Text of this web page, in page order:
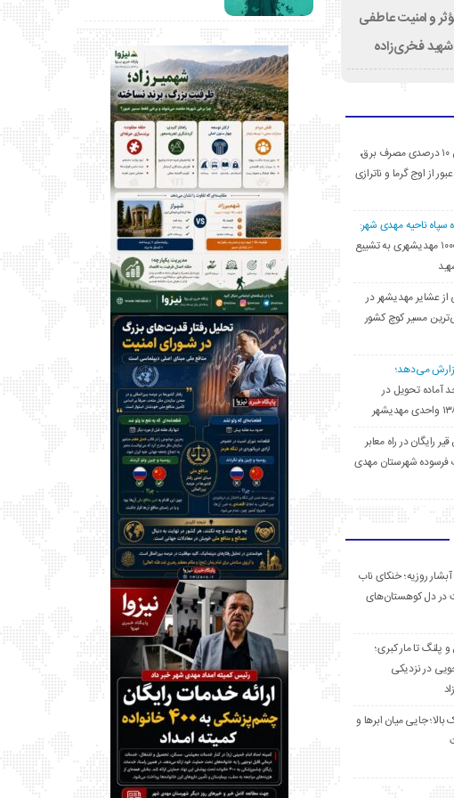
و امنیت عاطفی
شهید فخری‌زاده
کاهش ۱۰ درصدی مصرف برق،
از اوج گرما و ناترازی
سپاه ناحیه مهدی شهر:
اعزام ۱۰۰۰ مهدیشهری به تشییع
از عشایر مهدیشهر در
مسیر کوچ کشور
می‌دهد؛
آماده تحویل در
تن قیر رایگان در راه معابر
فرسوده شهرستان مهدی
روزیه؛ خنکای ناب
در دل کوهستان‌های
و پلنگ تا مار کبری؛
در نزدیکی
بالا؛ جایی میان ابرها و